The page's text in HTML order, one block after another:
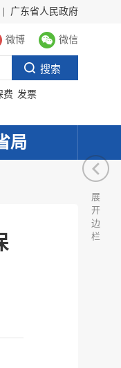
广东省人民政府
微博 微信
费 发票
局
展
开
边
栏